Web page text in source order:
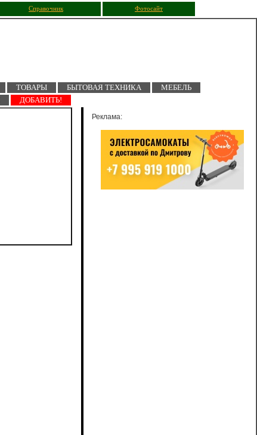
Справочник Фотосайт
ТОВАРЫ БЫТОВАЯ ТЕХНИКА
МЕБЕЛЬ
ДОБАВИТЬ!
Реклама: